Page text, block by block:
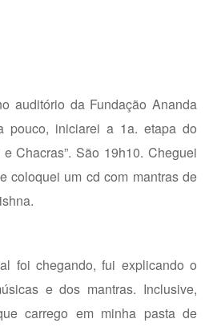
auditório da Fundação Ananda
pouco, iniciarei a 1a. etapa do
Chacras”. São 19h10. Cheguei
coloquei um cd com mantras de
foi chegando, fui explicando o
e dos mantras. Inclusive,
carrego em minha pasta de